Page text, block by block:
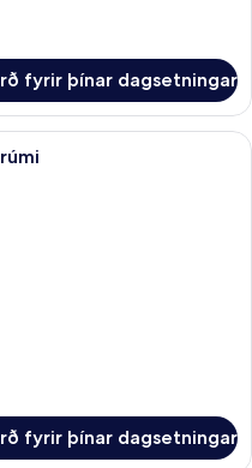
fyrir þínar dagsetningar
herbergi með tvíbreiðu
fyrir þínar dagsetningar